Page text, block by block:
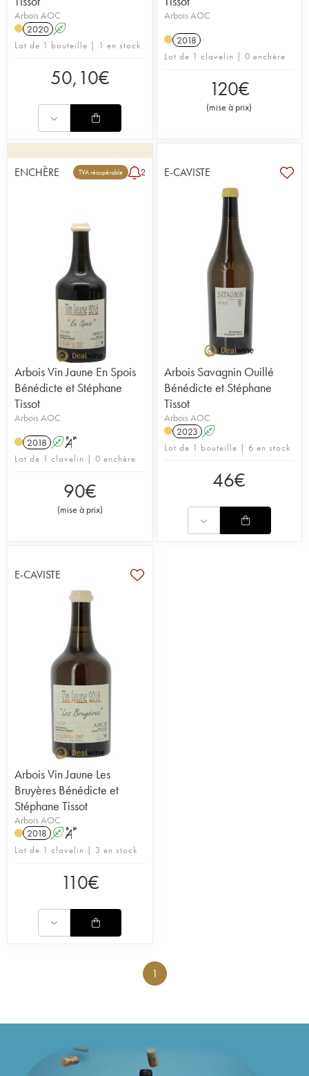
Arbois AOC
2020 A
Lot de 1 bouteille | 1 en stock
50,10€
Arbois AOC
2018
Lot de 1 clavelin | 0 enchère
120€
(mise à prix)
ENCHÈRE TVA récupérable 2
Arbois Vin Jaune En Spois
Bénédicte et Stéphane
Tissot
Arbois AOC
2018 A S
Lot de 1 clavelin | 0 enchère
90€
(mise à prix)
E-CAVISTE
Arbois Savagnin Ouillé
Bénédicte et Stéphane
Tissot
Arbois AOC
2023 A
Lot de 1 bouteille | 6 en stock
46€
E-CAVISTE
Arbois Vin Jaune Les
Bruyères Bénédicte et
Stéphane Tissot
Arbois AOC
2018 A S
Lot de 1 clavelin | 3 en stock
110€
1